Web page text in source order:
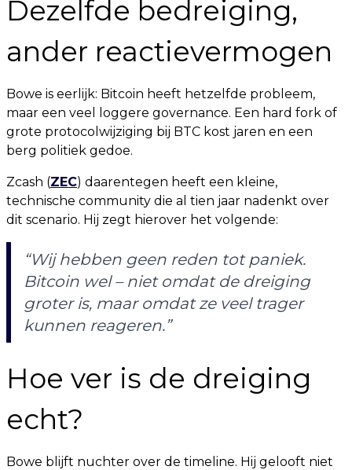
Dezelfde bedreiging,
ander reactievermogen
Bowe is eerlijk: Bitcoin heeft hetzelfde probleem,
maar een veel loggere governance. Een hard fork of
grote protocolwijziging bij BTC kost jaren en een
berg politiek gedoe.
Zcash (ZEC) daarentegen heeft een kleine,
technische community die al tien jaar nadenkt over
dit scenario. Hij zegt hierover het volgende:
“Wij hebben geen reden tot paniek.
Bitcoin wel – niet omdat de dreiging
groter is, maar omdat ze veel trager
kunnen reageren.”
Hoe ver is de dreiging
echt?
Bowe blijft nuchter over de timeline. Hij gelooft niet